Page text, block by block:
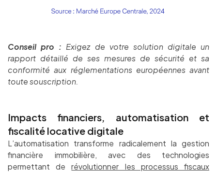
Conseil pro : Exigez de votre solution digitale un
rapport détaillé de ses mesures de sécurité et sa
conformité aux réglementations européennes avant
toute souscription.
Impacts financiers, automatisation et
fiscalité locative digitale
L’automatisation transforme radicalement la gestion
financière immobilière, avec des technologies
permettant derévolutionner les processus fiscaux